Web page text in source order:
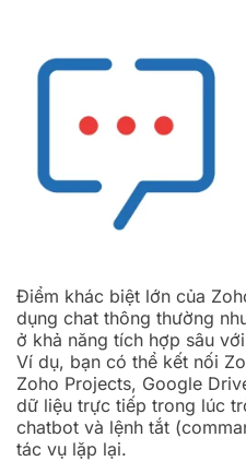
Điểm khác biệt lớn của
dụng chat thông thường
ở khả năng tích hợp sâu
Ví dụ, bạn có thể kết nối
Zoho Projects, Google
dữ liệu trực tiếp trong lúc
chatbot và lệnh tắt
tác vụ lặp lại.